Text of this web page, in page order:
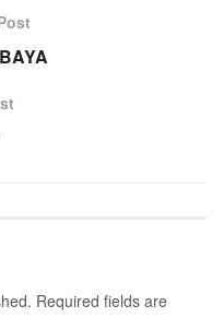
Required fields are